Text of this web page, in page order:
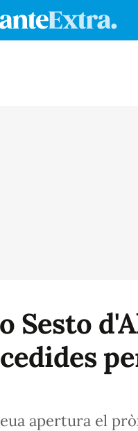
Sesto
apertura el